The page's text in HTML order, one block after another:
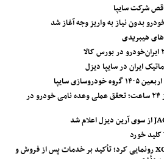
بدون نیاز به واریز وجه آغاز شد
هیبریدی
ایران در سایپا دیزل
سایپا
تحویل نیسان قشقایی در کمتر از ۲۴ ساعت؛ تحقق عملی وعده نامی خودرو در
آفتاب خودرو از ولوو XC90 PHEV رونمایی کرد؛ تأکید بر خدمات پس از فروش و